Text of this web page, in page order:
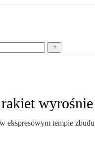
wyrośnie
ekspresowym tempie